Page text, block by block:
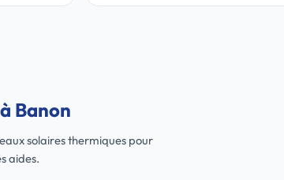
Banon
solaires thermiques pour
aides.